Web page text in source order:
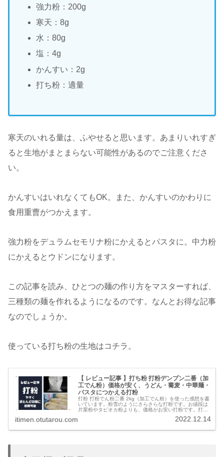
強力粉：200g
寒天：8g
水：80g
塩：4g
かんすい：2g
打ち粉：適量
寒天のいれる量は、ふやせると思います。あまりいれすぎ
ると生地がまとまらない可能性があるのでご注意くださ
い。
かんすいはいれなくてもOK。また、かんすいのかわりに
食用重曹がつかえます。
強力粉をデュラムセモリナ粉にかえるとパスタに。中力粉
にかえるとウドンになります。
この記事を読み、ひとつの麺の作り方をマスターすれば、
三種類の麺を作れるようになるのです。なんとお得な記事
なのでしょうか。
使っている打ち粉の生地はコチラ。
【 レビュー記事 】打ち粉 打粉デンプン二番（加
工でん粉）価格が安く、うどん・蕎麦・中華麺・
パスタにつかえる打粉
打粉 打粉でん粉二番 2kg（加工でん粉）を使った感想を書
いています。粉雪のようにさらさらな打粉です。お値段は
片栗粉やタピオカ粉よりも、価格がお安い打粉です。打粉
とんどの麺に打ち粉できます。そして、麺どおしがくっつ
itimen.otutarou.com 2022.12.14